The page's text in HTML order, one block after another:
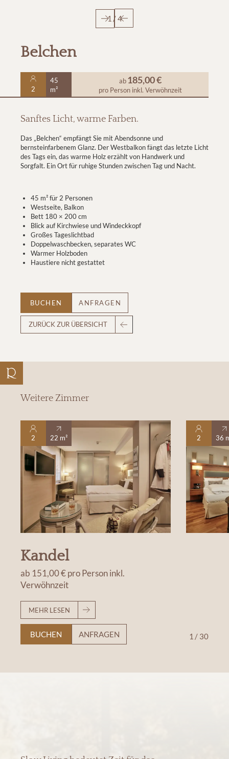
1 /4
Belchen
2
45
m²
ab 185,00 €
pro Person inkl. Verwöhnzeit
Sanftes Licht, warme Farben.
Das „Belchen“ empfängt Sie mit Abendsonne und
bernsteinfarbenem Glanz. Der Westbalkon fängt das letzte Licht
des Tags ein, das warme Holz erzählt von Handwerk und
Sorgfalt. Ein Ort für ruhige Stunden zwischen Tag und Nacht.
45 m² für 2 Personen
Westseite, Balkon
Bett 180 × 200 cm
Blick auf Kirchwiese und Windeckkopf
Großes Tageslichtbad
Doppelwaschbecken, separates WC
Warmer Holzboden
Haustiere nicht gestattet
BUCHEN ANFRAGEN
ZURÜCK ZUR ÜBERSICHT
Weitere Zimmer
2 22 m²
Kandel
ab 151,00 €pro Personinkl.
Verwöhnzeit
MEHR LESEN
BUCHEN ANFRAGEN
2 36
1 / 30